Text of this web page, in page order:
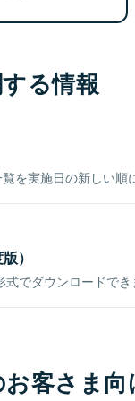
る情報
を実施日の新しい順
）
でダウンロードでき
客さま向